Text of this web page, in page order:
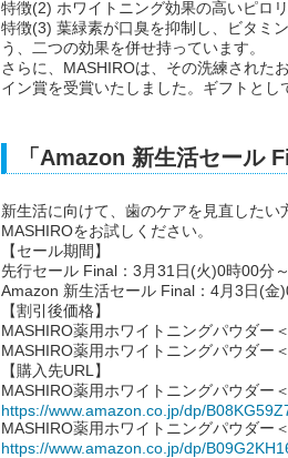
特徴(2) ホワイトニング効果の高いピロ
特徴(3) 葉緑素が口臭を抑制し、ビタミ
う、二つの効果を併せ持っています。
さらに、MASHIROは、その洗練された
イン賞を受賞いたしました。ギフトとし
「Amazon 新生活セール
新生活に向けて、歯のケアを見直した
MASHIROをお試しください。
【セール期間】
先行セール Final：3月31日(火)0時00分
Amazon 新生活セール Final：4月3日(
【割引後価格】
MASHIRO薬用ホワイトニングパウダ
MASHIRO薬用ホワイトニングパウダ
【購入先URL】
MASHIRO薬用ホワイトニングパウダー
https://www.amazon.co.jp/dp/
MASHIRO薬用ホワイトニングパウダー
https://www.amazon.co.jp/dp/